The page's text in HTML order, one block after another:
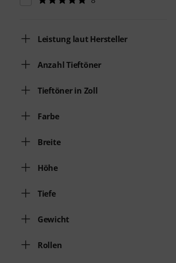
Leistung laut Hersteller
Anzahl Tieftöner
Tieftöner in Zoll
Farbe
Breite
Höhe
Tiefe
Gewicht
Rollen